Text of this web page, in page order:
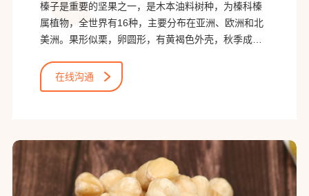
榛子是重要的坚果之一，是木本油料树种，为榛科榛
属植物，全世界有16种，主要分布在亚洲、欧洲和北
美洲。果形似栗，卵圆形，有黄褐色外壳，秋季成熟
在线沟通